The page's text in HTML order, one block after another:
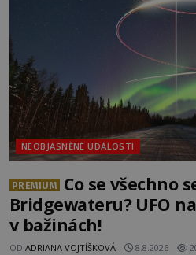
NEOBJASNĚNÉ UDÁLOSTI
PREMIUM
Co se všechno
Bridgewateru? UFO
v bažinách!
OD ADRIANA VOJTÍŠKOVÁ 8.8.2026